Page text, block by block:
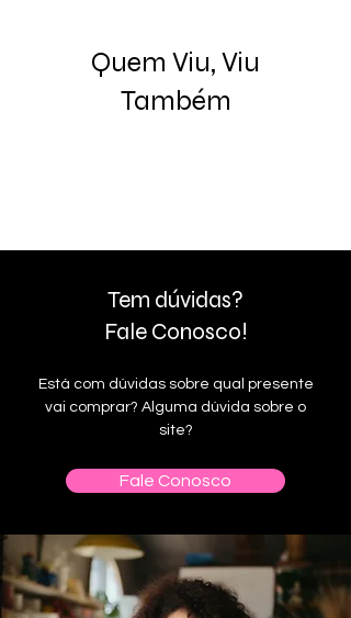
Quem Viu, Viu
Também
Tem dúvidas?
Fale Conosco!
Está com dúvidas sobre qual presente
vai comprar? Alguma dúvida sobre o
site?
Fale Conosco